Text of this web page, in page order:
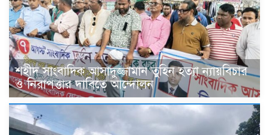
শহীদ সাংবাদিক আসাদুজ্জামান তুহিন হত্যা ন্যায়বিচার
ও নিরাপত্তার দাবিতে আন্দোলন